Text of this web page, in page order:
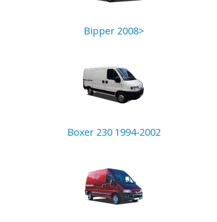
Bipper 2008>
Boxer 230 1994-2002